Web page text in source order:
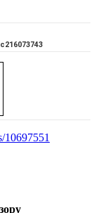
10697551